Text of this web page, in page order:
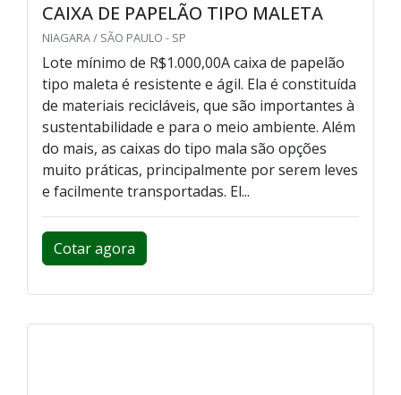
CAIXA DE PAPELÃO TIPO MALETA
NIAGARA / SÃO PAULO - SP
Lote mínimo de R$1.000,00A caixa de papelão
tipo maleta é resistente e ágil. Ela é constituída
de materiais recicláveis, que são importantes à
sustentabilidade e para o meio ambiente. Além
do mais, as caixas do tipo mala são opções
muito práticas, principalmente por serem leves
e facilmente transportadas. El...
Cotar agora